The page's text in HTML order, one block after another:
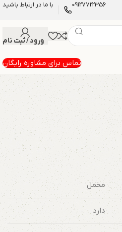
09127722356 با ما در ارتباط باشید
ورود / ثبت نام
تماس برای مشاوره رایگان
مخمل
دارد